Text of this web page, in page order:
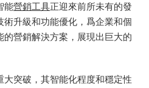
能營銷工具正迎來前所未有的發
術升級和功能優化，爲企業和個
的營銷解決方案，展現出巨大的
大突破，其智能化程度和穩定性